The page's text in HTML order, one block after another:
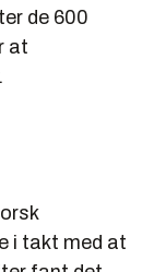
de 600
at
i takt med at